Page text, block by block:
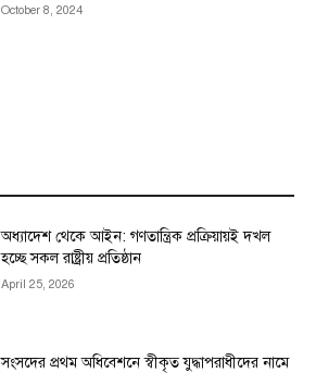
October 8, 2024
অধ্যাদেশ থেকে আইন: গণতান্ত্রিক প্রক্রিয়ায়ই দখল
হচ্ছে সকল রাষ্ট্রীয় প্রতিষ্ঠান
April 25, 2026
সংসদের প্রথম অধিবেশনে স্বীকৃত যুদ্ধাপরাধীদের নামে